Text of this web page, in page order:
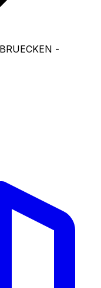
-